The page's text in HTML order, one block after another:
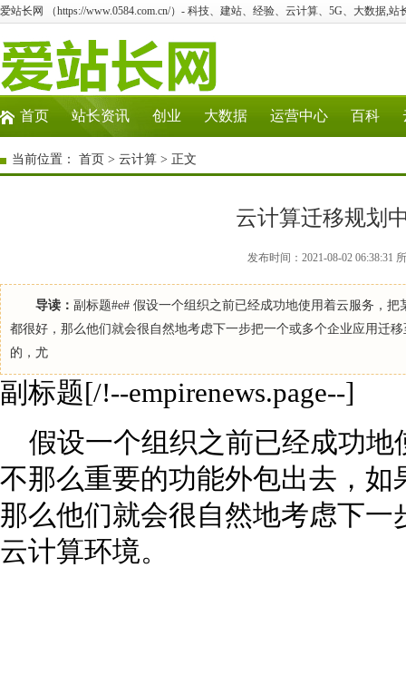
爱站长网 （https://www.0584.com.cn/）- 科技、建站、经验、云计算、5G、大数据,站
首页 站长资讯 创业 大数据 运营中心 百科
当前位置： 首页 > 云计算 > 正文
云计算迁移规划
发布时间：2021-08-02 06:38:31
导读： 副标题#e# 假设一个组织之前已经成功地使用着云服务，
都很好，那么他们就会很自然地考虑下一步把一个或多个企业应用迁
的，尤
副标题[/!--empirenews.page--]
假设一个组织之前已经成功地
不那么重要的功能外包出去，
那么他们就会很自然地考虑下
云计算环境。